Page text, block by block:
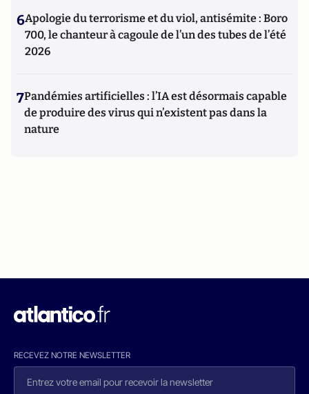
6Apologie du terrorisme et du viol, antisémite : Boro
700, le chanteur à cagoule de l’un des tubes de l’été
2026
7Pandémies artificielles : l’IA est désormais capable
de produire des virus qui n’existent pas dans la
nature
RECEVEZ NOTRE NEWSLETTER